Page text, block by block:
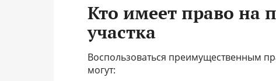
Кто имеет право на
участка
Воспользоваться преимущественным
могут: